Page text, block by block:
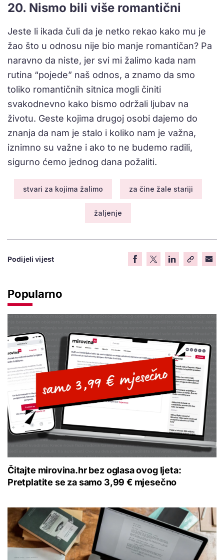
20. Nismo bili više romantični
Jeste li ikada čuli da je netko rekao kako mu je
žao što u odnosu nije bio manje romantičan? Pa
naravno da niste, jer svi mi žalimo kada nam
rutina “pojede” naš odnos, a znamo da smo
toliko romantičnih sitnica mogli činiti
svakodnevno kako bismo održali ljubav na
životu. Geste kojima drugoj osobi dajemo do
znanja da nam je stalo i koliko nam je važna,
iznimno su važne i ako to ne budemo radili,
sigurno ćemo jednog dana požaliti.
stvari za kojima žalimo za čine žale stariji
žaljenje
Podijeli vijest
Popularno
Čitajte mirovina.hr bez oglasa ovog ljeta:
Pretplatite se za samo 3,99 € mjesečno